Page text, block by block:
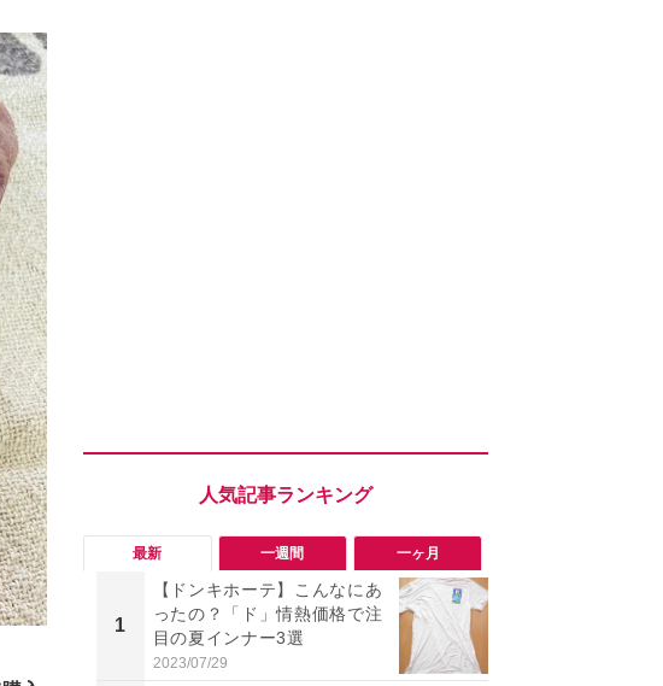
最新 一週間 一ヶ月
1
【ドンキホーテ】こんなにあ
ったの？「ド」情熱価格で注
目の夏インナー3選
2023/07/29